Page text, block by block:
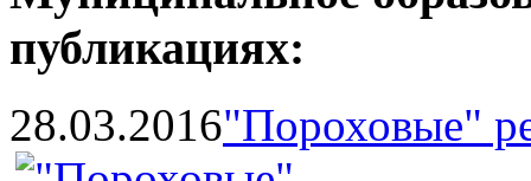
публикациях:
28.03.2016"Пороховые"